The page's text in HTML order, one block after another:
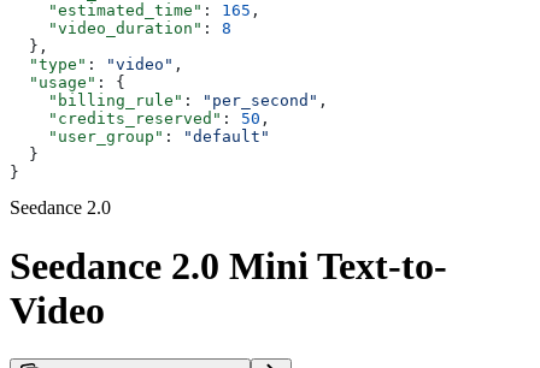
    "estimated_time"
: 165 ,
    "video_duration"
: 8
  },
  "type"
: "video" ,
  "usage"
: {
    "billing_rule"
: "per_second" ,
    "credits_reserved"
: 50 ,
    "user_group"
:
"default"
  }
}
Seedance 2.0
Seedance 2.0 Mini Text-to-
Video